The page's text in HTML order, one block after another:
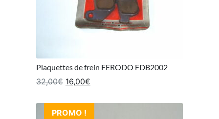
Plaquettes de frein FERODO FDB2002
32,00€ Le prix initial était : 32,00€.
16,00€
PROMO !